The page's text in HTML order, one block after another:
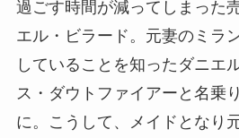
過ごす時間が減ってしまった
エル・ビラード。元妻のミラ
していることを知ったダニエ
ス・ダウトファイアーと名乗
に。こうして、メイドとなり